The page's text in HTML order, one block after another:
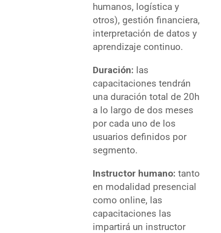
humanos, logística y
otros), gestión financiera,
interpretación de datos y
aprendizaje continuo.
Duración: las
capacitaciones tendrán
una duración total de 20h
a lo largo de dos meses
por cada uno de los
usuarios definidos por
segmento.
Instructor humano: tanto
en modalidad presencial
como online, las
capacitaciones las
impartirá un instructor